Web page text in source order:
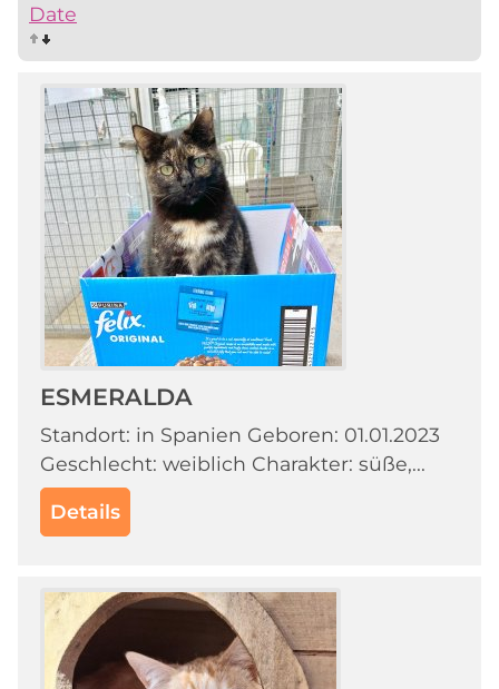
Date
ESMERALDA
Standort: in Spanien Geboren: 01.01.2023
Geschlecht: weiblich Charakter: süße,...
Details